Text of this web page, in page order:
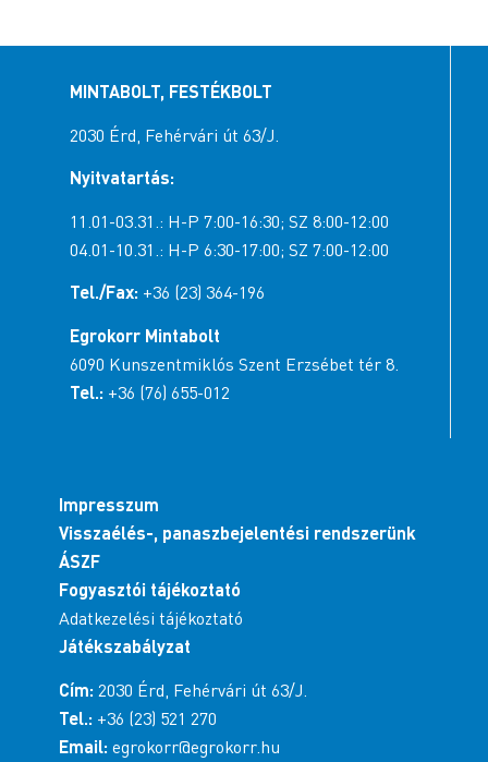
MINTABOLT, FESTÉKBOLT
2030 Érd, Fehérvári út 63/J.
Nyitvatartás:
11.01-03.31.: H-P 7:00-16:30; SZ 8:00-12:00
04.01-10.31.: H-P 6:30-17:00; SZ 7:00-12:00
Tel./Fax: +36 (23) 364-196
Egrokorr Mintabolt
6090 Kunszentmiklós Szent Erzsébet tér 8.
Tel.: +36 (76) 655-012
Impresszum
Visszaélés-, panaszbejelentési rendszerünk
ÁSZF
Fogyasztói tájékoztató
Adatkezelési tájékoztató
Játékszabályzat
Cím: 2030 Érd, Fehérvári út 63/J.
Tel.: +36 (23) 521 270
Email: egrokorr@egrokorr.hu